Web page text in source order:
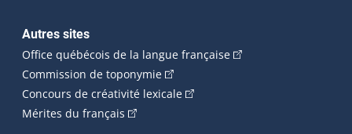
Autres sites
Office québécois de la langue française(Cet hyperlien
Commission de toponymie(Cet hyperlien externe s'ouvrira
Concours de créativité lexicale(Cet hyperlien externe
Mérites du français (Cet hyperlien externe s'ouvrira dans une